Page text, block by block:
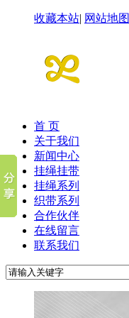
收藏本站| 网站地图
首 页
关于我们
新闻中心
挂绳挂带
挂绳系列
织带系列
合作伙伴
在线留言
联系我们